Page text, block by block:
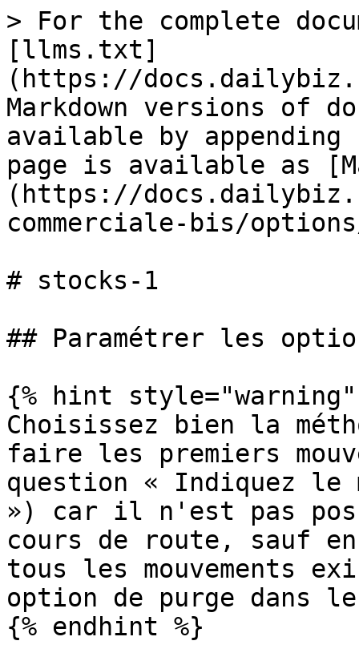
> For the complete
[llms.txt]
(https://
Markdown versions of
available by
page is available as
(https://
commerciale-bis/
# stocks-1
## Paramétrer les
{% hint style="warning"
Choisissez bien la
faire les premiers
question « Indiquez le
») car il n'est pas
cours de route, sauf
tous les mouvements
option de purge dans
{% endhint %}